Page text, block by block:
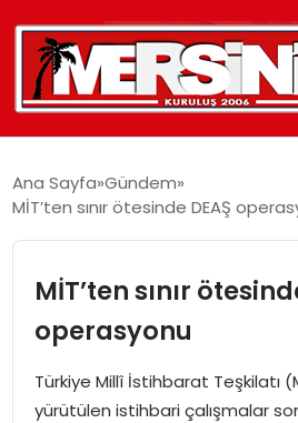
GÜNCEL
SAĞLIK
EĞITIM
Ana Sayfa Gündem
MİT’ten sınır ötesinde DEAŞ
MİT’ten sınır
operasyonu
Türkiye Millî İstihbarat Teşkilatı
yürütülen istihbari çalışmalar